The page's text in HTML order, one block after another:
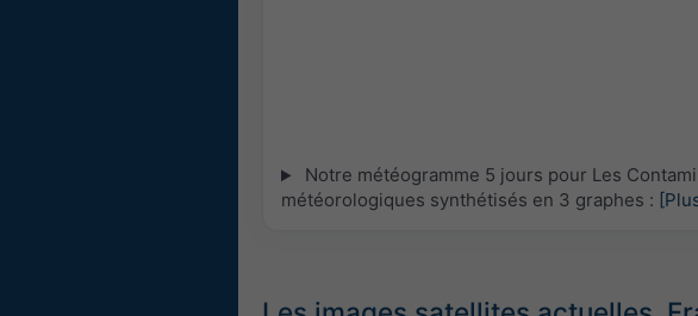
Notre météogramme 5 jours pour Les
météorologiques synthétisés en 3 graphes :